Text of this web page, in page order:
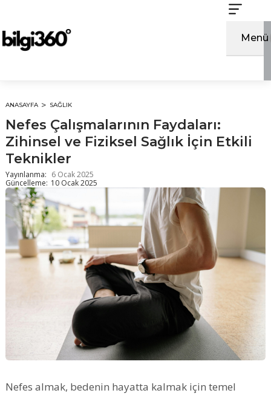
Menü
ANASAYFA SAĞLIK
Nefes Çalışmalarının Faydaları:
Zihinsel ve Fiziksel Sağlık İçin Etkili
Teknikler
Yayınlanma: 6 Ocak 2025
Güncelleme: 10 Ocak 2025
Nefes almak, bedenin hayatta kalmak için temel